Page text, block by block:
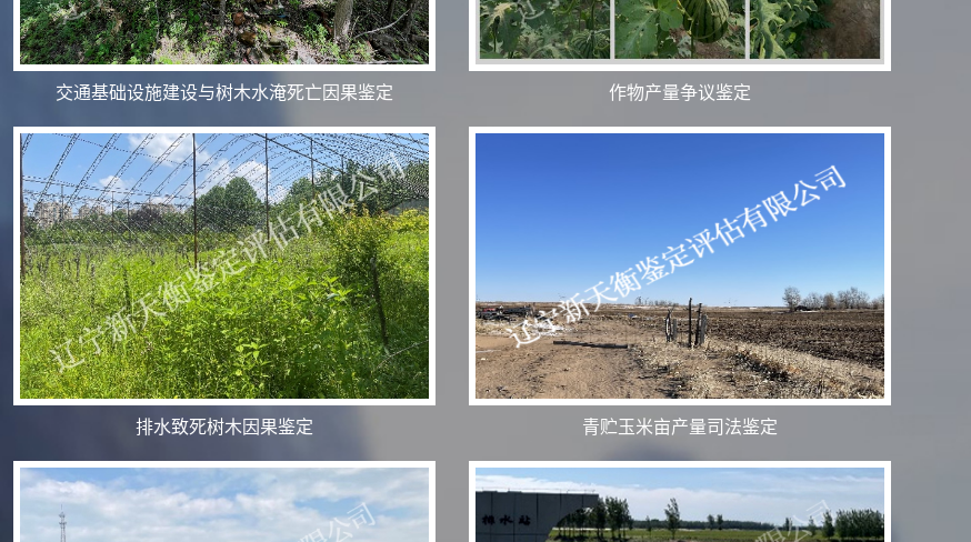
交通基础设施建设与树木水淹死亡因果鉴定 作物产量争议鉴定
排水致死树木因果鉴定 青贮玉米亩产量司法鉴定